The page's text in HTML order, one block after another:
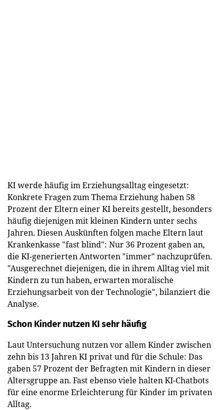
KI werde häufig im Erziehungsalltag eingesetzt:
Konkrete Fragen zum Thema Erziehung haben 58
Prozent der Eltern einer KI bereits gestellt, besonders
häufig diejenigen mit kleinen Kindern unter sechs
Jahren. Diesen Auskünften folgen mache Eltern laut
Krankenkasse "fast blind": Nur 36 Prozent gaben an,
die KI-generierten Antworten "immer" nachzuprüfen.
"Ausgerechnet diejenigen, die in ihrem Alltag viel mit
Kindern zu tun haben, erwarten moralische
Erziehungsarbeit von der Technologie", bilanziert die
Analyse.
Schon Kinder nutzen KI sehr häufig
Laut Untersuchung nutzen vor allem Kinder zwischen
zehn bis 13 Jahren KI privat und für die Schule: Das
gaben 57 Prozent der Befragten mit Kindern in dieser
Altersgruppe an. Fast ebenso viele halten KI-Chatbots
für eine enorme Erleichterung für Kinder im privaten
Alltag.